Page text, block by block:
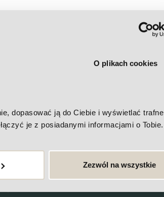
O plikach cookies
dopasować ją do Ciebie i wyświetlać trafne
je z posiadanymi informacjami o Tobie.
Zezwól na wszystkie